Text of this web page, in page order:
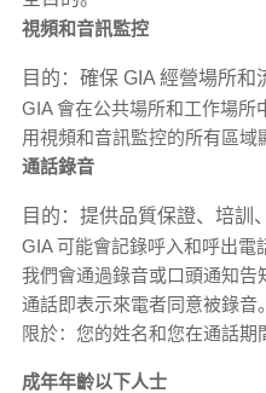
視頻和音訊監控
目的：確保 GIA 經營場所和
GIA 會在公共場所和工作場所
用視頻和音訊監控的所有區域
通話錄音
目的：提供品質保證、培訓
GIA 可能會記錄呼入和呼出電
我們會通過錄音或口頭通知告
通話即表示來電者同意被錄音
限於：您的姓名和您在通話期
成年年齡以下人士